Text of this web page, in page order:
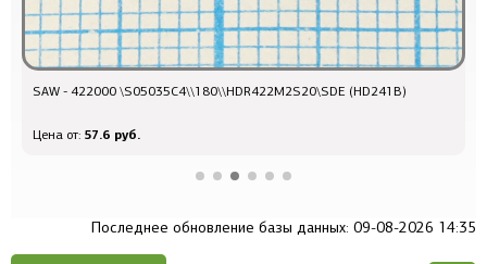
SAW - 422000 \S05035C4\\180\\HDR422M2S20\SDE (HD241B)
Цена от: 57.6 руб.
Последнее обновление базы данных: 09-08-2026 14:35